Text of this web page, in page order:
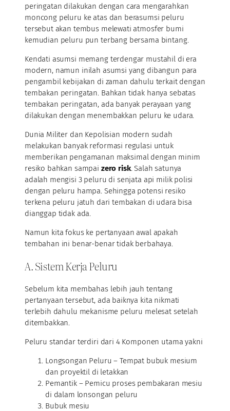
peringatan dilakukan dengan cara mengarahkan
moncong peluru ke atas dan berasumsi peluru
tersebut akan tembus melewati atmosfer bumi
kemudian peluru pun terbang bersama bintang.
Kendati asumsi memang terdengar mustahil di era
modern, namun inilah asumsi yang dibangun para
pengambil kebijakan di zaman dahulu terkait dengan
tembakan peringatan. Bahkan tidak hanya sebatas
tembakan peringatan, ada banyak perayaan yang
dilakukan dengan menembakkan peluru ke udara.
Dunia Militer dan Kepolisian modern sudah
melakukan banyak reformasi regulasi untuk
memberikan pengamanan maksimal dengan minim
resiko bahkan sampai zero risk. Salah satunya
adalah mengisi 3 peluru di senjata api milik polisi
dengan peluru hampa. Sehingga potensi resiko
terkena peluru jatuh dari tembakan di udara bisa
dianggap tidak ada.
Namun kita fokus ke pertanyaan awal apakah
tembahan ini benar-benar tidak berbahaya.
A. Sistem Kerja Peluru
Sebelum kita membahas lebih jauh tentang
pertanyaan tersebut, ada baiknya kita nikmati
terlebih dahulu mekanisme peluru melesat setelah
ditembakkan.
Peluru standar terdiri dari 4 Komponen utama yakni
Longsongan Peluru – Tempat bubuk mesium
dan proyektil di letakkan
Pemantik – Pemicu proses pembakaran mesiu
di dalam lonsongan peluru
Bubuk mesiu